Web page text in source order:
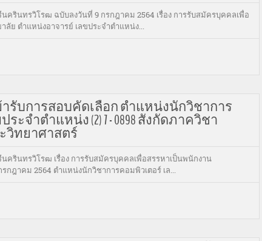
ครินทรวิโรฒ ฉบับลงวันที่ 9 กรกฎาคม 2564 เรื่อง การรับสมัครบุคคลเพื่อ
ลัย ตำแหน่งอาจารย์ เลขประจำตำแหน่ง...
รับการสอบคัดเลือก ตำแหน่งนักวิชาการ
ะจำตำแหน่ง (2) 7 - 0898 สังกัดภาควิชา
ทยาศาสตร์
ครินทรวิโรฒ เรื่อง การรับสมัครบุคคลเพื่อสรรหาเป็นพนักงาน
กฎาคม 2564 ตำแหน่งนักวิชาการคอมพิวเตอร์ เล...